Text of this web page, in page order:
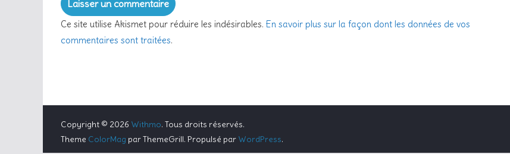
Ce site utilise Akismet pour réduire les indésirables. En savoir plus sur la façon dont les données de vos
commentaires sont traitées.
Copyright © 2026 Withmo. Tous droits réservés.
Theme ColorMag par ThemeGrill. Propulsé par WordPress.